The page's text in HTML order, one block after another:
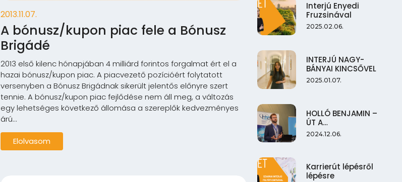
2013.11.07.
A bónusz/kupon piac fele a Bónusz
Brigádé
2013 első kilenc hónapjában 4 milliárd forintos forgalmat ért el a
hazai bónusz/kupon piac. A piacvezető pozícióért folytatott
versenyben a Bónusz Brigádnak sikerült jelentős előnyre szert
tennie. A bónusz/kupon piac fejlődése nem áll meg, a változás
egy lehetséges következő állomása a szereplők kedvezményes
árú...
Elolvasom
Interjú Enyedi
Fruzsinával
2025.02.06.
INTERJÚ NAGY-
BÁNYAI KINCSŐVEL
2025.01.07.
HOLLÓ BENJAMIN –
ÚT A…
2024.12.06.
Karrierút lépésről
lépésre